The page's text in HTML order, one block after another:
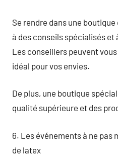
Se rendre dans une
à des conseils spécialisés et
Les conseillers peuvent
idéal pour vos envies.
De plus, une boutique
qualité supérieure et des
6. Les événements à ne pas
de latex